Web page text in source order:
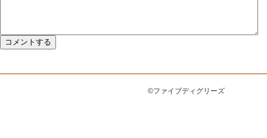
©ファイブディグリーズ